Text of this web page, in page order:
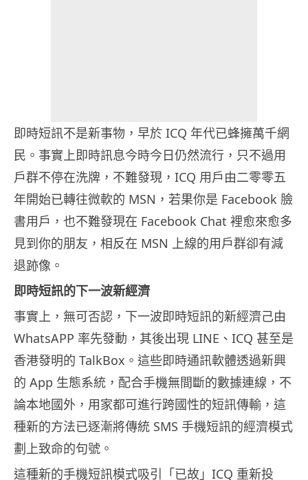
即時短訊不是新事物，早於 ICQ 年代已蜂擁萬千網
民。事實上即時訊息今時今日仍然流行，只不過用
戶群不停在洗牌，不難發現，ICQ 用戶由二零零五
年開始已轉往微軟的 MSN，若果你是 Facebook 臉
書用戶，也不難發現在 Facebook Chat 裡愈來愈多
見到你的朋友，相反在 MSN 上線的用戶群卻有減
退跡像。
即時短訊的下一波新經濟
事實上，無可否認，下一波即時短訊的新經濟己由
WhatsAPP 率先發動，其後出現 LINE、ICQ 甚至是
香港發明的 TalkBox。這些即時通訊軟體透過新興
的 App 生態系統，配合手機無間斷的數據連線，不
論本地國外，用家都可進行跨國性的短訊傳輸，這
種新的方法已逐漸將傳統 SMS 手機短訊的經濟模式
劃上致命的句號。
這種新的手機短訊模式吸引「已故」ICQ 重新投